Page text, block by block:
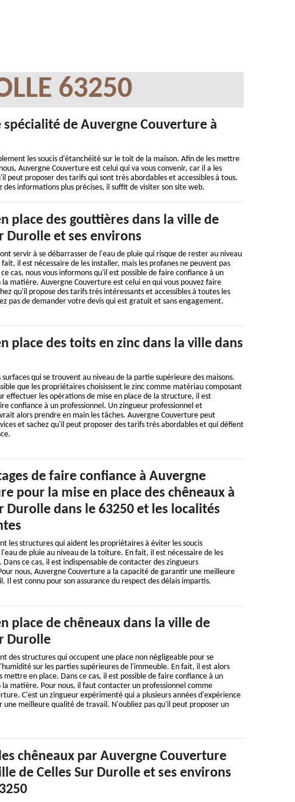
63250
spécialité de Auvergne Couverture à
les soucis d'étanchéité sur le toit de la maison. Afin de les mettre
Auvergne Couverture est celui qui va vous convenir, car il a les
peut proposer des tarifs qui sont très abordables et accessibles à tous.
informations plus précises, il suffit de visiter son site web.
place des gouttières dans la ville de
Durolle et ses environs
servir à se débarrasser de l'eau de pluie qui risque de rester au niveau
il est nécessaire de les installer, mais les profanes ne peuvent pas
cas, nous vous informons qu'il est possible de faire confiance à un
la matière. Auvergne Couverture est celui en qui vous pouvez faire
qu'il propose des tarifs très intéressants et accessibles à toutes les
pas de demander votre devis qui est gratuit et sans engagement.
place des toits en zinc dans la ville dans
surfaces qui se trouvent au niveau de la partie supérieure des maisons.
que les propriétaires choisissent le zinc comme matériau composant
effectuer les opérations de mise en place de la structure, il est
confiance à un professionnel. Un zingueur professionnel et
alors prendre en main les tâches. Auvergne Couverture peut
et sachez qu'il peut proposer des tarifs très abordables et qui défient
de faire confiance à Auvergne
pour la mise en place des chêneaux à
Durolle dans le 63250 et les localités
les structures qui aident les propriétaires à éviter les soucis
de pluie au niveau de la toiture. En fait, il est nécessaire de les
ce cas, il est indispensable de contacter des zingueurs
nous, Auvergne Couverture a la capacité de garantir une meilleure
Il est connu pour son assurance du respect des délais impartis.
place de chêneaux dans la ville de
Durolle
des structures qui occupent une place non négligeable pour se
sur les parties supérieures de l'immeuble. En fait, il est alors
mettre en place. Dans ce cas, il est possible de faire confiance à un
la matière. Pour nous, il faut contacter un professionnel comme
C'est un zingueur expérimenté qui a plusieurs années d'expérience
une meilleure qualité de travail. N'oubliez pas qu'il peut proposer un
chêneaux par Auvergne Couverture
de Celles Sur Durolle et ses environs